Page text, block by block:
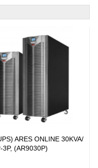
ARES ONLINE 30KVA/
3P, (AR9030P)